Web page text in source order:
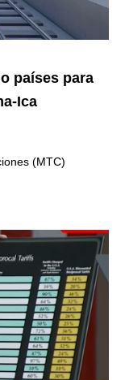
países para
Ica
(MTC)